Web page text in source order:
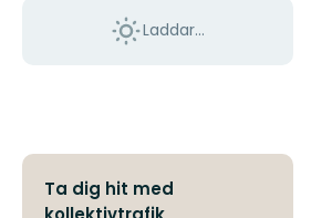
Laddar...
Ta dig hit med